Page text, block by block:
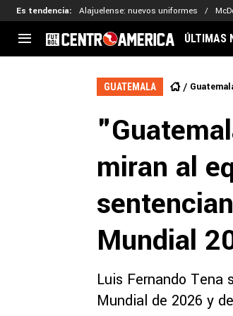
Es tendencia: Alajuelense: nuevos uniformes
CENTROAMÉRICA
CONCACAF
Liga de
Copa de
Copa
MLS
ÚLTIMAS
GUATEMALA
miran al
Mundial
Luis Fernando
Mundial de 2026 y